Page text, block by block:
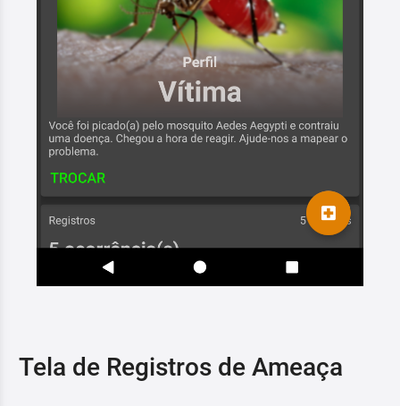
Tela de Registros de Ameaça